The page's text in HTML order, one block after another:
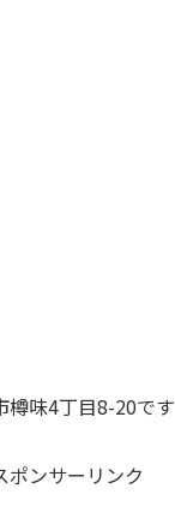
樽味4丁目8-20です
ポンサーリンク